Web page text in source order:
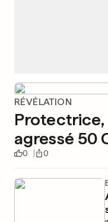
RÉVÉLATION
agressé 50
0 0